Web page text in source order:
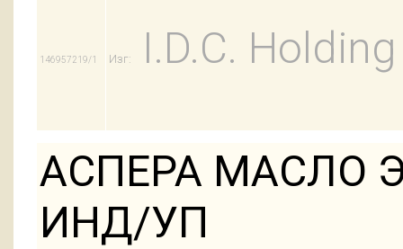
146957219/1 Изг: I.D.C.
АСПЕРА МАСЛО
ИНД/УП